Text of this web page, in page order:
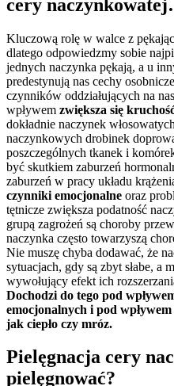
cery
Kluczową rolę w walce z
dlatego odpowiedzmy sobie
jednych naczynka pękają, a u
predestynują nas cechy
czynników oddziałujących na
wpływem zwiększa się
dokładnie naczynek
naczynkowych drobinek
poszczególnych tkanek i
być skutkiem zaburzeń
zaburzeń w pracy układu
czynniki emocjonalne oraz
tętnicze zwiększa podatność
grupą zagrożeń są choroby
naczynka często towarzyszą
Nie muszę chyba dodawać, że
sytuacjach, gdy są zbyt słabe, a
wywołujący efekt ich
Dochodzi do tego pod
emocjonalnych i pod
jak ciepło czy mróz.
Pielęgnacja cery
pielęgnować?